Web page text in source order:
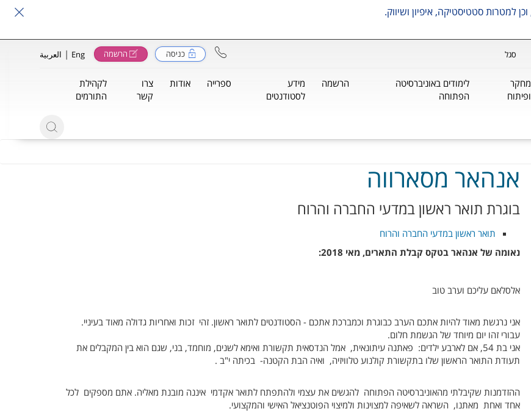
סגל כניסה הרשמה Eng
| العربية
מחקר
ופיתוח
לימודים באוניברסיטה
הפתוחה
הרשמה
מידע
לסטודנטים
ספרייה אודות
צרו
קשר
לקהילת
התורמים
אנהאר מסארווה
בוגרת תואר ראשון במדעי החברה והרוח
תואר ראשון במדעי החברה והרוח
נאומה של אנהאר בטקס קבלת התארים, מאי 2018:
אלסלאם עליכם וערב טוב
אני נרגשת מאוד להיות אתכם הערב כבוגרת וכמברכת אתכם - הסטודנטים לתואר ראשון. זהי זכות ואחריות גדולה מאוד בעיניי.
עבורי זהו יום מיוחד של הגשמת חלום.
אני בת 54, אם לארבע ילדים: פאתנה עיתונאית, אמל הנדסאית תקשורת ואימא לשנים, מוחמד, בני, שגם הוא בין המקבלים את
תעודת התואר הראשון שלו בתקשורת קולנוע טלוויזיה, ואיה הבת הקטנה- בכיתה י"ב .
ההזדמנות שקיבלתי מהאוניברסיטה הפתוחה להגשים את עצמי ולהתפתח לתואר אקדמי איננה מובנת מאליה. אתם מספקים לכל
אחד ואחת מאתנו, השראה לשאיפה למצוינות ולמיצוי הפוטנציאל האישי והמקצועי.